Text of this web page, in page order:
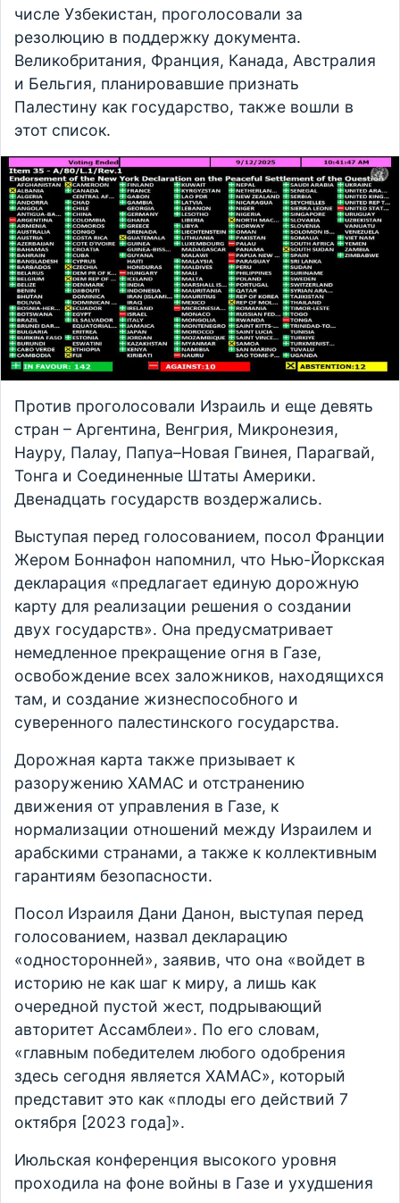
числе Узбекистан, проголосовали за
резолюцию в поддержку документа.
Великобритания, Франция, Канада, Австралия
и Бельгия, планировавшие признать
Палестину как государство, также вошли в
этот список.
Против проголосовали Израиль и еще девять
стран – Аргентина, Венгрия, Микронезия,
Науру, Палау, Папуа–Новая Гвинея, Парагвай,
Тонга и Соединенные Штаты Америки.
Двенадцать государств воздержались.
Выступая перед голосованием, посол Франции
Жером Боннафон напомнил, что Нью-Йоркская
декларация «предлагает единую дорожную
карту для реализации решения о создании
двух государств». Она предусматривает
немедленное прекращение огня в Газе,
освобождение всех заложников, находящихся
там, и создание жизнеспособного и
суверенного палестинского государства.
Дорожная карта также призывает к
разоружению ХАМАС и отстранению
движения от управления в Газе, к
нормализации отношений между Израилем и
арабскими странами, а также к коллективным
гарантиям безопасности.
Посол Израиля Дани Данон, выступая перед
голосованием, назвал декларацию
«односторонней», заявив, что она «войдет в
историю не как шаг к миру, а лишь как
очередной пустой жест, подрывающий
авторитет Ассамблеи». По его словам,
«главным победителем любого одобрения
здесь сегодня является ХАМАС», который
представит это как «плоды его действий 7
октября [2023 года]».
Июльская конференция высокого уровня
проходила на фоне войны в Газе и ухудшения